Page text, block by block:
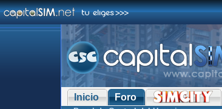
Inicio Foro